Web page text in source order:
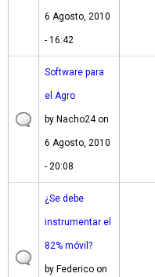
6 Agosto, 2010
- 16:42
Software para
el Agro
by Nacho24on
6 Agosto, 2010
- 20:08
¿Se debe
instrumentar el
82% móvil?
by Federico on